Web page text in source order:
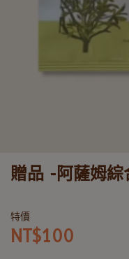
贈品 -阿薩姆
特價
NT$100